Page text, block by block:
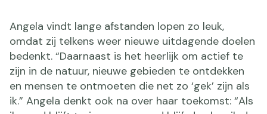
Angela vindt lange afstanden lopen zo leuk,
omdat zij telkens weer nieuwe uitdagende doelen
bedenkt. “Daarnaast is het heerlijk om actief te
zijn in de natuur, nieuwe gebieden te ontdekken
en mensen te ontmoeten die net zo ‘gek’ zijn als
ik.” Angela denkt ook na over haar toekomst: “Als